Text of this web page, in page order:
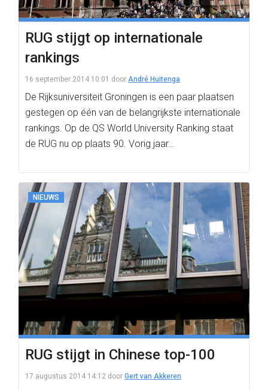
RUG stijgt op internationale
rankings
16 september 2014 10:01 door André Huitenga
De Rijksuniversiteit Groningen is een paar plaatsen
gestegen op één van de belangrijkste internationale
rankings. Op de QS World University Ranking staat
de RUG nu op plaats 90. Vorig jaar…
NIEUWS
RUG stijgt in Chinese top-100
17 augustus 2014 14:12 door Gert van Akkeren